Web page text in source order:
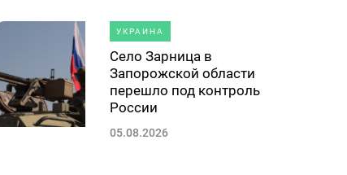
УКРАИНА
Село Зарница в
Запорожской области
перешло под контроль
России
05.08.2026